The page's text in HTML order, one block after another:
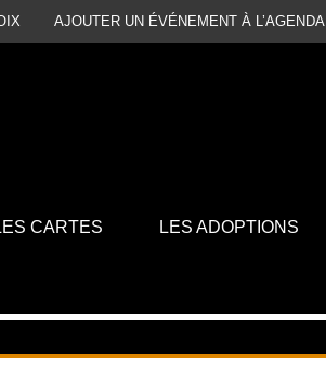
AJOUTER UN ÉVÉNEMENT À L’AGENDA
CARTES LES ADOPTIONS